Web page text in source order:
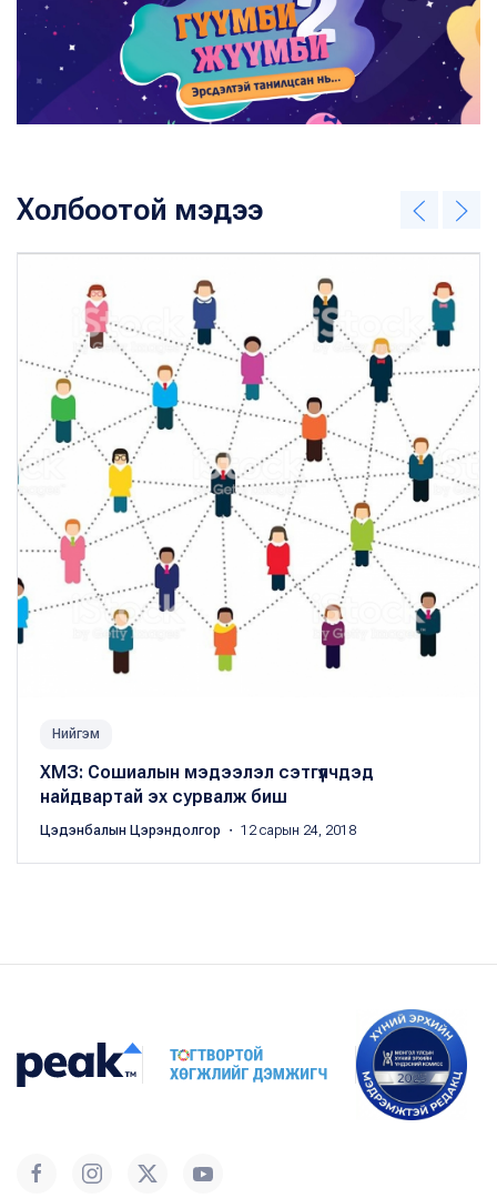
Холбоотой мэдээ
Нийгэм
ХМЗ: Сошиалын мэдээлэл сэтгүүлчдэд
найдвартай эх сурвалж биш
Цэдэнбалын Цэрэндолгор ・ 12 сарын 24, 2018